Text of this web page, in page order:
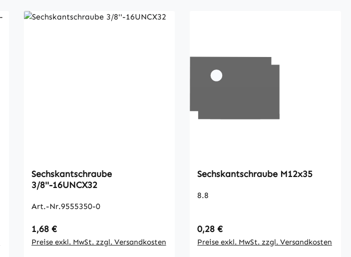
Sechskantschraube
3/8''-16UNCX32
Art.-Nr.9555350-0
Regulärer Preis:
1,68 €
Preise exkl. MwSt. zzgl. Versandkosten
Sechskantschraube M12x35
8.8
Regulärer Preis:
0,28 €
Preise exkl. MwSt. zzgl. Versandkosten